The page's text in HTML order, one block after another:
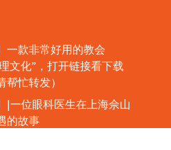
一款非常好用的教会
文化”，打开链接看下载
帮忙转发）
|一位眼科医生在上海佘山
的故事